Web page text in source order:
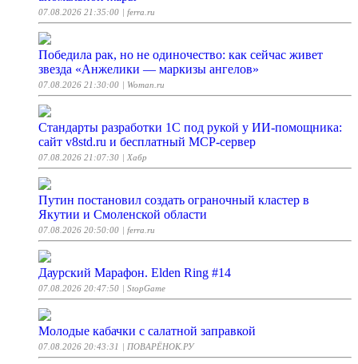
07.08.2026 21:35:00 | ferra.ru
Победила рак, но не одиночество: как сейчас живет
звезда «Анжелики — маркизы ангелов»
07.08.2026 21:30:00 | Woman.ru
Стандарты разработки 1С под рукой у ИИ-помощника:
сайт v8std.ru и бесплатный MCP-сервер
07.08.2026 21:07:30 | Хабр
Путин постановил создать ограночный кластер в
Якутии и Смоленской области
07.08.2026 20:50:00 | ferra.ru
Даурский Марафон. Elden Ring #14
07.08.2026 20:47:50 | StopGame
Молодые кабачки с салатной заправкой
07.08.2026 20:43:31 | ПОВАРЁНОК.РУ